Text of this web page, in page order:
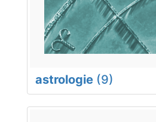
astrologie (9)